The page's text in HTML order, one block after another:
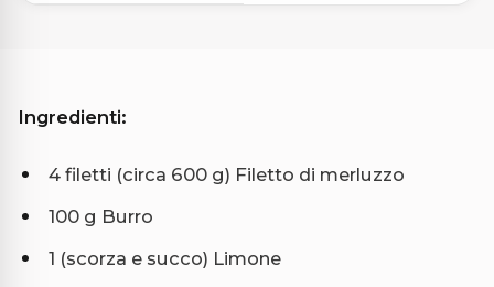
Ingredienti:
4 filetti (circa 600 g) Filetto di merluzzo
100 g Burro
1 (scorza e succo) Limone